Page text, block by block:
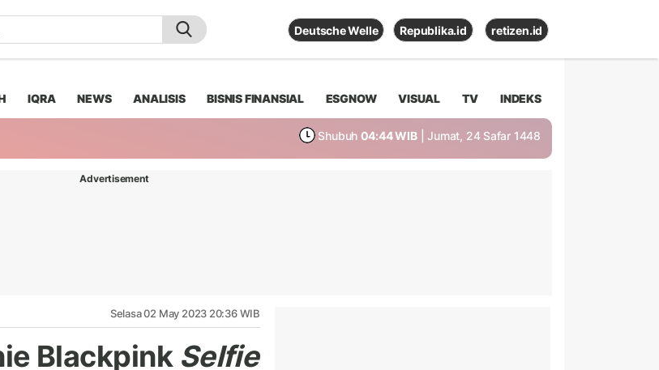
Deutsche Welle Republika.id retizen.id
IQRA NEWS ANALISIS BISNIS FINANSIAL ESGNOW VISUAL TV INDEKS
Shubuh 04:44 WIB | Jumat, 24 Safar 1448
Advertisement
Selasa 02 May 2023 20:36 WIB
Blackpink Selfie